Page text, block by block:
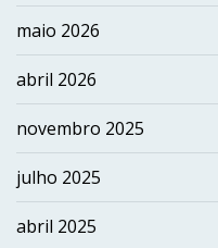
maio 2026
abril 2026
novembro 2025
julho 2025
abril 2025